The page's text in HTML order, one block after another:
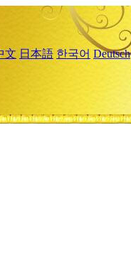
文 日本語 한국어 Deutsch